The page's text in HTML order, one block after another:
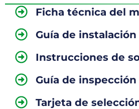
Ficha técnica del
Guía de
Instrucciones de
Guía de
Tarjeta de